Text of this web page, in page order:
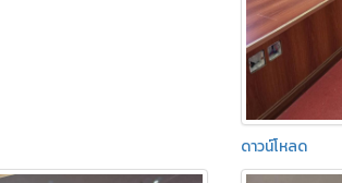
ดาวน์โหลด